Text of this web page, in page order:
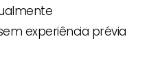
experiência prévia